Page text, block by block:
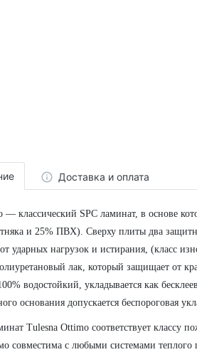
Доставка и оплата
— классический SPC ламинат, в основе
и 25% ПВХ). Сверху плиты два
ударных нагрузок и истирания, (класс
лак, который защищает от
водостойкий, укладывается как
основания допускается беспороговая
Tulesna Ottimo соответствует классу
совместима с любыми системами